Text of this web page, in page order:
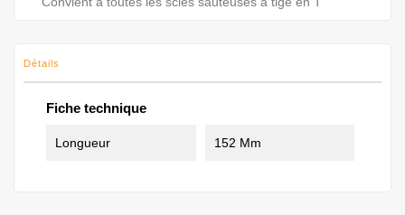
Détails
Fiche technique
Longueur 152 Mm